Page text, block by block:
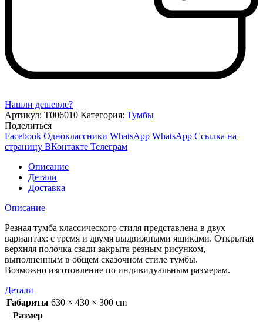
Нашли дешевле?
Артикул: Т006010 Категория: Тумбы
Поделиться
Facebook Одноклассники WhatsApp WhatsApp Ссылка на
страницу ВКонтакте Телеграм
Описание
Детали
Доставка
Описание
Резная тумба классического стиля представлена в двух
вариантах: с тремя и двумя выдвижными ящиками. Открытая
верхняя полочка сзади закрыта резным рисунком,
выполненным в общем сказочном стиле тумбы.
Возможно изготовление по индивидуальным размерам.
Детали
Габариты 630 × 430 × 300 cm
Размер